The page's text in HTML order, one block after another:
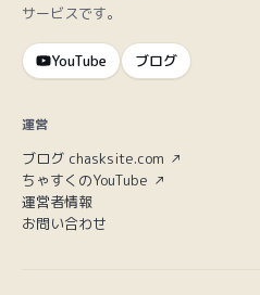
サービスです。
YouTube ブログ
運営
ブログ chasksite.com ↗
ちゃすくのYouTube ↗
運営者情報
お問い合わせ